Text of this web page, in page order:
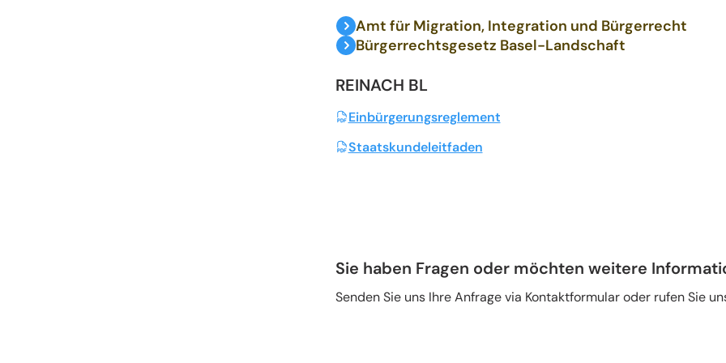
Amt für Migration, Integration und Bürgerrecht
Bürgerrechtsgesetz Basel-Landschaft
REINACH BL
Einbürgerungsreglement
Staatskundeleitfaden
Sie haben Fragen oder möchten weitere
Senden Sie uns Ihre Anfrage via Kontaktformular oder rufen Sie